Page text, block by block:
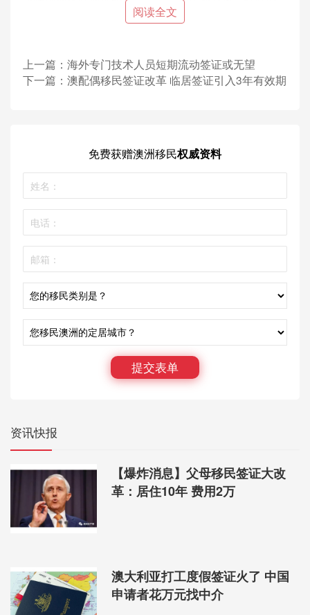
新政目前策略如下：
1、之后配偶移民（包括男女朋友担保移民）及家庭成
员担保移民都将被和担保人分开进行审核。
2、必须在担保人的条件被确定合理之后，政府才接受
其担保对象等的签证递交。也即是说，如果你办理男
女朋友同居类移民，你的同居担保人必须先得到政府
3、担保人需要执行法定义务才可以获得认可（法定义
务暂时是个谜）
4、如果以上法定义务，担保人未有完成或者未达到政
府组织满意的程度，那么将会遭到移民签证审核机构
的拒绝和抵制！以上政策细节流出，目前均为内部资
料！
阅读全文
上一篇： 海外专门技术人员短期流动签证或无望
下一篇： 澳配偶移民签证改革 临居签证引入3年有效期
免费获赠澳洲移民权威资料
提交表单
资讯快报
【爆炸消息】父母移民签证大改
革：居住10年 费用2万
澳大利亚打工度假签证火了 中国
申请者花万元找中介